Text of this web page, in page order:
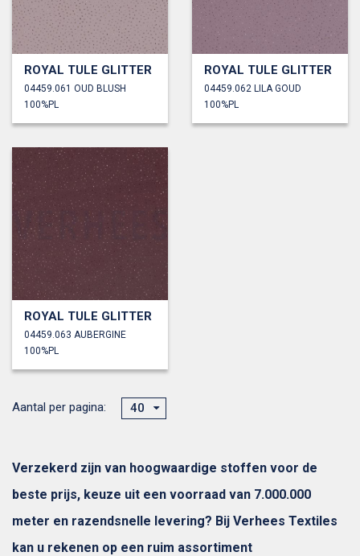
ROYAL TULE GLITTER
04459.061 OUD BLUSH
100%PL
ROYAL TULE GLITTER
04459.062 LILA GOUD
100%PL
ROYAL TULE GLITTER
04459.063 AUBERGINE
100%PL
Aantal per pagina: 40
Verzekerd zijn van hoogwaardige stoffen voor de
beste prijs, keuze uit een voorraad van 7.000.000
meter en razendsnelle levering? Bij Verhees Textiles
kan u rekenen op een ruim assortiment